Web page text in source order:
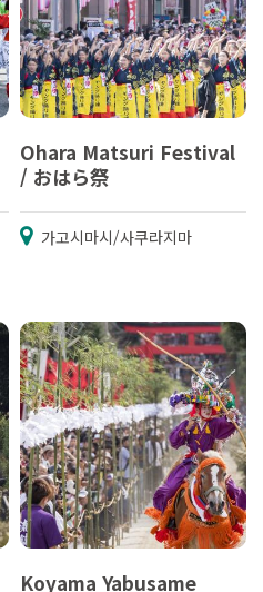
Ohara Matsuri Festival
/ おはら祭
가고시마시/사쿠라지마
Koyama Yabusame